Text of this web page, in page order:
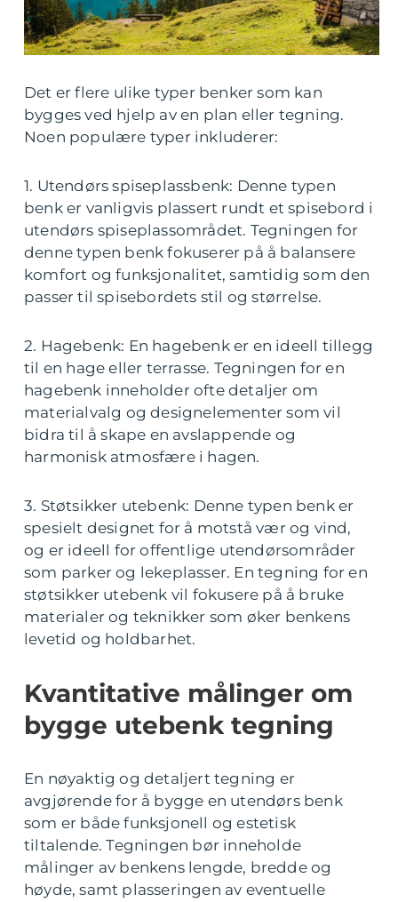
Det er flere ulike typer benker som kan
bygges ved hjelp av en plan eller tegning.
Noen populære typer inkluderer:
1. Utendørs spiseplassbenk: Denne typen
benk er vanligvis plassert rundt et spisebord i
utendørs spiseplassområdet. Tegningen for
denne typen benk fokuserer på å balansere
komfort og funksjonalitet, samtidig som den
passer til spisebordets stil og størrelse.
2. Hagebenk: En hagebenk er en ideell tillegg
til en hage eller terrasse. Tegningen for en
hagebenk inneholder ofte detaljer om
materialvalg og designelementer som vil
bidra til å skape en avslappende og
harmonisk atmosfære i hagen.
3. Støtsikker utebenk: Denne typen benk er
spesielt designet for å motstå vær og vind,
og er ideell for offentlige utendørsområder
som parker og lekeplasser. En tegning for en
støtsikker utebenk vil fokusere på å bruke
materialer og teknikker som øker benkens
levetid og holdbarhet.
Kvantitative målinger om
bygge utebenk tegning
En nøyaktig og detaljert tegning er
avgjørende for å bygge en utendørs benk
som er både funksjonell og estetisk
tiltalende. Tegningen bør inneholde
målinger av benkens lengde, bredde og
høyde, samt plasseringen av eventuelle